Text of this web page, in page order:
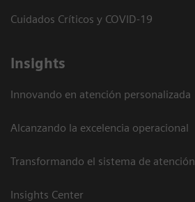
Cuidados Críticos y COVID-19
Insights
Innovando en atención personalizada
Alcanzando la excelencia operacional
Transformando el sistema de atención
Insights Center